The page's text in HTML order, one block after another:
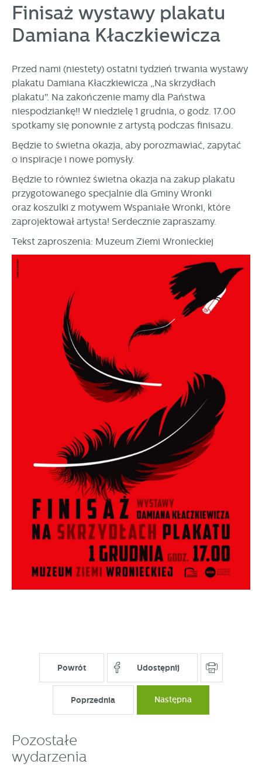
Finisaż wystawy plakatu
Damiana Kłaczkiewicza
Przed nami (niestety) ostatni tydzień trwania wystawy
plakatu Damiana Kłaczkiewicza „Na skrzydłach
plakatu". Na zakończenie mamy dla Państwa
niespodziankę!! W niedzielę 1 grudnia, o godz. 17.00
spotkamy się ponownie z artystą podczas finisażu.
Będzie to świetna okazja, aby porozmawiać, zapytać
o inspiracje i nowe pomysły.
Będzie to również świetna okazja na zakup plakatu
przygotowanego specjalnie dla Gminy Wronki
oraz koszulki z motywem Wspaniałe Wronki, które
zaprojektował artysta! Serdecznie zapraszamy.
Tekst zaproszenia: Muzeum Ziemi Wronieckiej
Powrót Udostępnij
Poprzednia Następna
Pozostałe
wydarzenia
personalizację określonych funkcjonalności czy
prezentowanych treści.
Dzięki tym plikom cookies możemy zapewnić Ci większy
komfort korzystania z funkcjonalności naszej strony poprzez
Wyrażenie zgody na funkcjonalne i personalizacyjne pliki
cookies gwarantuje dostępność większej ilości funkcji na
stronie.
Więcej
Analityczne
Analityczne pliki cookies pomagają nam rozwijać się i
dostosowywać do Twoich potrzeb.
Cookies analityczne pozwalają na uzyskanie informacji w
zakresie wykorzystywania witryny internetowej, miejsca oraz
częstotliwości, z jaką odwiedzane są nasze serwisy www.
Dane pozwalają nam na ocenę naszych serwisów
internetowych pod względem ich popularności wśród
użytkowników. Zgromadzone informacje są przetwarzane w
formie zanonimizowanej. Wyrażenie zgody na analityczne
pliki cookies gwarantuje dostępność wszystkich
Więcej
Reklamowe
Dzięki reklamowym plikom cookies prezentujemy Ci
najciekawsze informacje i aktualności na stronach naszych
partnerów.
Promocyjne pliki cookies służą do prezentowania Ci naszych
komunikatów na podstawie analizy Twoich upodobań oraz
Twoich zwyczajów dotyczących przeglądanej witryny
internetowej. Treści promocyjne mogą pojawić się na
stronach podmiotów trzecich lub firm będących naszymi
partnerami oraz innych dostawców usług. Firmy te działają
w charakterze pośredników prezentujących nasze treści w
postaci wiadomości, ofert, komunikatów mediów
społecznościowych.
Więcej